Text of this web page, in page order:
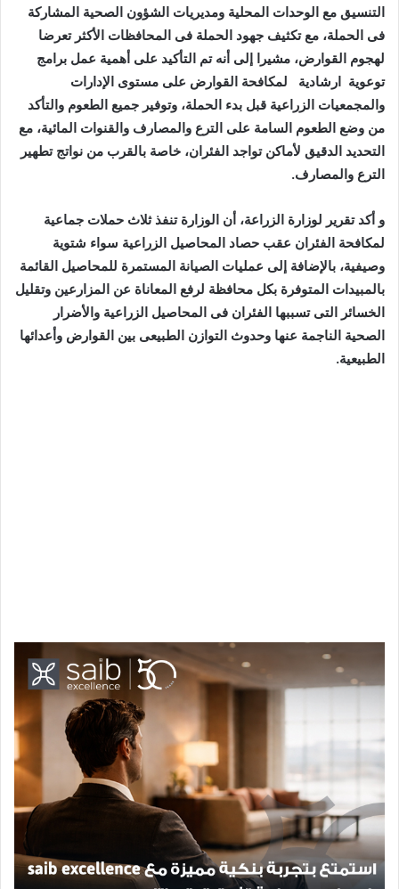
التنسيق مع الوحدات المحلية ومديريات الشؤون الصحية المشاركة
فى الحملة، مع تكثيف جهود الحملة فى المحافظات الأكثر تعرضا
لهجوم القوارض، مشيرا إلى أنه تم التأكيد على أهمية عمل برامج
توعوية ارشادية لمكافحة القوارض على مستوى الإدارات
والمجمعيات الزراعية قبل بدء الحملة، وتوفير جميع الطعوم والتأكد
من وضع الطعوم السامة على الترع والمصارف والقنوات المائية، مع
التحديد الدقيق لأماكن تواجد الفئران، خاصة بالقرب من نواتج تطهير
الترع والمصارف.
و أكد تقرير لوزارة الزراعة، أن الوزارة تنفذ ثلاث حملات جماعية
لمكافحة الفئران عقب حصاد المحاصيل الزراعية سواء شتوية
وصيفية، بالإضافة إلى عمليات الصيانة المستمرة للمحاصيل القائمة
بالمبيدات المتوفرة بكل محافظة لرفع المعاناة عن المزارعين وتقليل
الخسائر التى تسببها الفئران فى المحاصيل الزراعية والأضرار
الصحية الناجمة عنها وحدوث التوازن الطبيعى بين القوارض وأعدائها
الطبيعية.